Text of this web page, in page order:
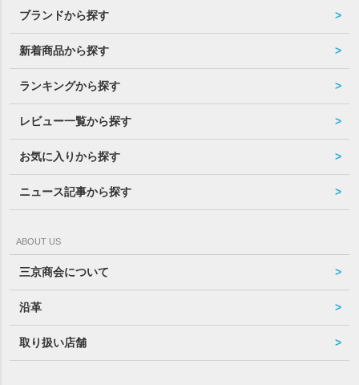
ブランドから探す
新着商品から探す
ランキングから探す
レビュー一覧から探す
お気に入りから探す
ニュース記事から探す
ABOUT US
三京商会について
沿革
取り扱い店舗